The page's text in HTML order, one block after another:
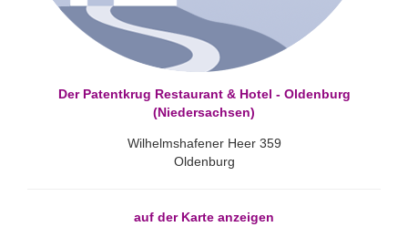
Der Patentkrug Restaurant & Hotel - Oldenburg
(Niedersachsen)
Wilhelmshafener Heer 359
Oldenburg
auf der Karte anzeigen